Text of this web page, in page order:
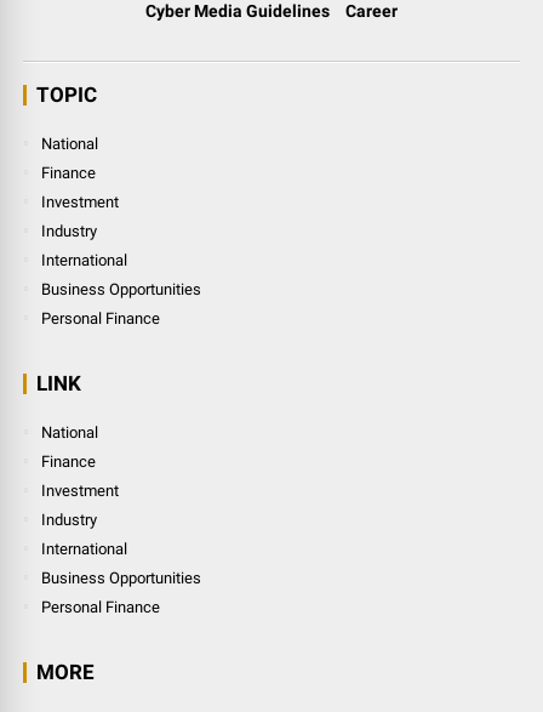
Cyber Media Guidelines
Career
TOPIC
National
Finance
Investment
Industry
International
Business Opportunities
Personal Finance
LINK
National
Finance
Investment
Industry
International
Business Opportunities
Personal Finance
MORE